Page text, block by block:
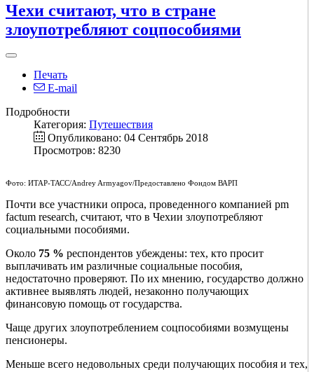
Чехи считают, что в стране
злоупотребляют соцпособиями
Печать
E-mail
Подробности
Категория: Путешествия
Опубликовано: 04 Сентябрь 2018
Просмотров: 8230
Фото: ИТАР-ТАСС/Andrey Armyagov/Предоставлено Фондом ВАРП
Почти все участники опроса, проведенного компанией pm
factum research, считают, что в Чехии злоупотребляют
социальными пособиями.
Около 75 % респондентов убеждены: тех, кто просит
выплачивать им различные социальные пособия,
недостаточно проверяют. По их мнению, государство должно
активнее выявлять людей, незаконно получающих
финансовую помощь от государства.
Чаще других злоупотреблением соцпособиями возмущены
пенсионеры.
Меньше всего недовольных среди получающих пособия и тех,